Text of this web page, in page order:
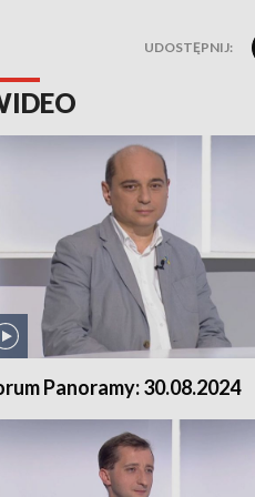
UDOSTĘPNIJ:
Panoramy: 30.08.2024